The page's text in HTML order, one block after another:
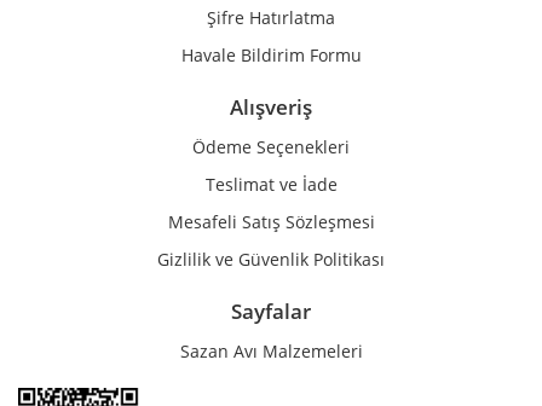
Şifre Hatırlatma
Havale Bildirim Formu
Alışveriş
Ödeme Seçenekleri
Teslimat ve İade
Mesafeli Satış Sözleşmesi
Gizlilik ve Güvenlik Politikası
Sayfalar
Sazan Avı Malzemeleri